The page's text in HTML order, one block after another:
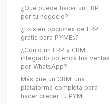
¿Qué puede hacer un ERP
por tu negocio?
¿Existen opciones de ERP
gratis para PYMEs?
¿Cómo un ERP y CRM
integrado potencia tus ventas
por WhatsApp?
Más que un CRM: una
plataforma completa para
hacer crecer tu PYME